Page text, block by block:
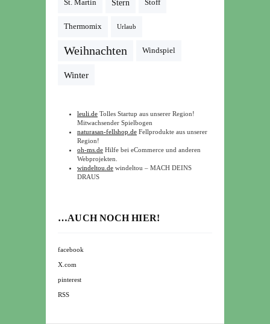
St. Martin Stern Stoff
Thermomix Urlaub
Weihnachten Windspiel
Winter
leuli.de Tolles Startup aus unserer Region!
Mitwachsender Spielbogen
naturasan-fellshop.de Fellprodukte aus unserer
Region!
oh-ms.de Hilfe bei eCommerce und anderen
Webprojekten.
windeltou.de windeltou – MACH DEINS
DRAUS
…AUCH NOCH HIER!
facebook
X.com
pinterest
RSS